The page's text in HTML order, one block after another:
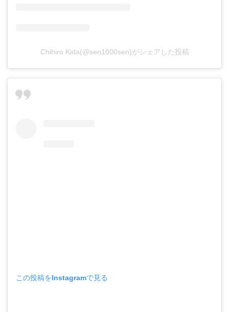
Chihiro Kida(@sen1000sen)がシェアした投稿
この投稿をInstagramで見る